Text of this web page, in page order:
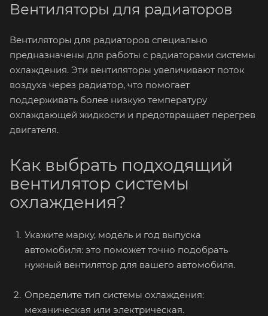
Вентиляторы для радиаторов
Вентиляторы для радиаторов специально
предназначены для работы с радиаторами системы
охлаждения. Эти вентиляторы увеличивают поток
воздуха через радиатор, что помогает
поддерживать более низкую температуру
охлаждающей жидкости и предотвращает перегрев
двигателя.
Как выбрать подходящий
вентилятор системы
охлаждения?
Укажите марку, модель и год выпуска
автомобиля: это поможет точно подобрать
нужный вентилятор для вашего автомобиля.
Определите тип системы охлаждения:
механическая или электрическая.